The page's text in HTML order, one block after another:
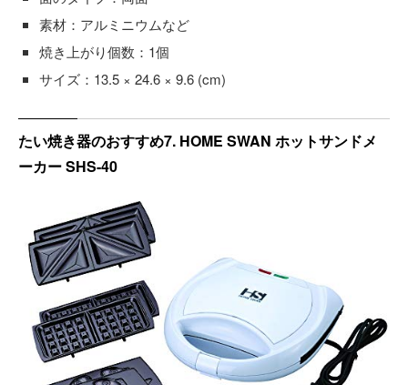
素材：アルミニウムなど
焼き上がり個数：1個
サイズ：13.5 × 24.6 × 9.6 (cm)
たい焼き器のおすすめ7. HOME SWAN ホットサンドメ
ーカー SHS-40